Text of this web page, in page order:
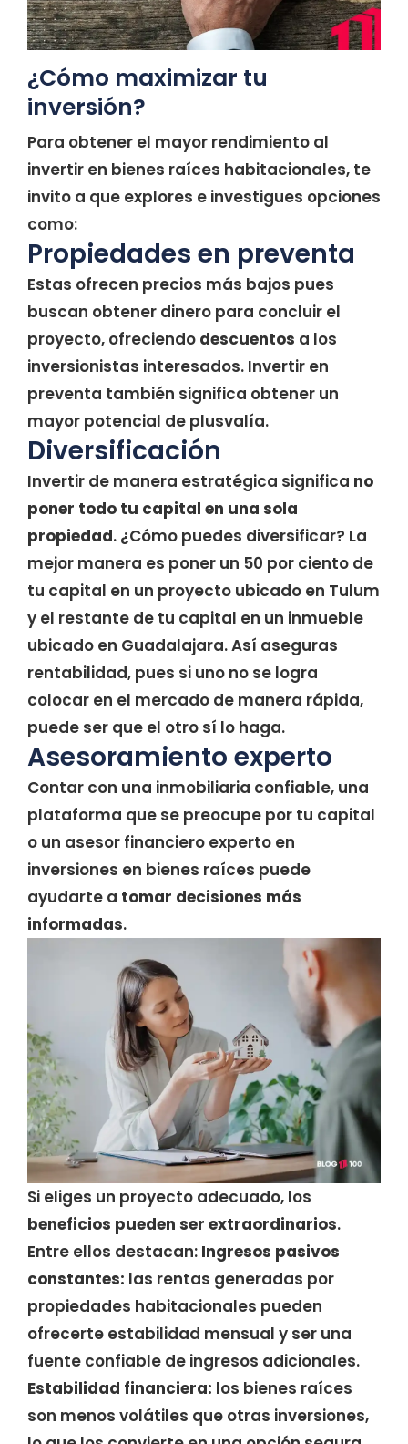
¿Cómo maximizar tu
inversión?
Para obtener el mayor rendimiento al
invertir en bienes raíces habitacionales, te
invito a que explores e investigues opciones
como:
Propiedades en preventa
Estas ofrecen precios más bajos pues
buscan obtener dinero para concluir el
proyecto, ofreciendo descuentos a los
inversionistas interesados. Invertir en
preventa también significa obtener un
mayor potencial de plusvalía.
Diversificación
Invertir de manera estratégica significa no
poner todo tu capital en una sola
propiedad. ¿Cómo puedes diversificar? La
mejor manera es poner un 50 por ciento de
tu capital en un proyecto ubicado en Tulum
y el restante de tu capital en un inmueble
ubicado en Guadalajara. Así aseguras
rentabilidad, pues si uno no se logra
colocar en el mercado de manera rápida,
puede ser que el otro sí lo haga.
Asesoramiento experto
Contar con una inmobiliaria confiable, una
plataforma que se preocupe por tu capital
o un asesor financiero experto en
inversiones en bienes raíces puede
ayudarte a tomar decisiones más
informadas.
Si eliges un proyecto adecuado, los
beneficios pueden ser extraordinarios.
Entre ellos destacan: Ingresos pasivos
constantes: las rentas generadas por
propiedades habitacionales pueden
ofrecerte estabilidad mensual y ser una
fuente confiable de ingresos adicionales.
Estabilidad financiera: los bienes raíces
son menos volátiles que otras inversiones,